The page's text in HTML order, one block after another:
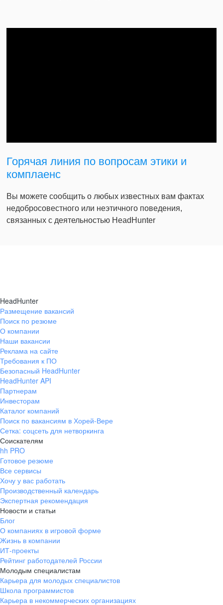
Горячая линия по вопросам этики и
комплаенс
Вы можете сообщить о любых известных вам фактах
недобросовестного или неэтичного поведения,
связанных с деятельностью HeadHunter
HeadHunter
Размещение вакансий
Поиск по резюме
О компании
Наши вакансии
Реклама на сайте
Требования к ПО
Безопасный HeadHunter
HeadHunter API
Партнерам
Инвесторам
Каталог компаний
Поиск по вакансиям в Хорей-Вере
Сетка: соцсеть для нетворкинга
Соискателям
hh PRO
Готовое резюме
Все сервисы
Хочу у вас работать
Производственный календарь
Экспертная рекомендация
Новости и статьи
Блог
О компаниях в игровой форме
Жизнь в компании
ИТ-проекты
Рейтинг работодателей России
Молодым специалистам
Карьера для молодых специалистов
Школа программистов
Карьера в некоммерческих организациях